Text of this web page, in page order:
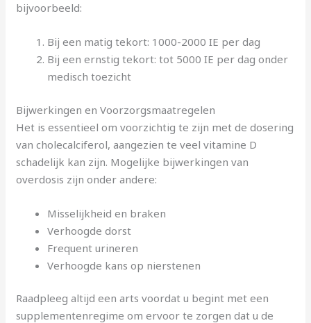
bijvoorbeeld:
Bij een matig tekort: 1000-2000 IE per dag
Bij een ernstig tekort: tot 5000 IE per dag onder
medisch toezicht
Bijwerkingen en Voorzorgsmaatregelen
Het is essentieel om voorzichtig te zijn met de dosering
van cholecalciferol, aangezien te veel vitamine D
schadelijk kan zijn. Mogelijke bijwerkingen van
overdosis zijn onder andere:
Misselijkheid en braken
Verhoogde dorst
Frequent urineren
Verhoogde kans op nierstenen
Raadpleeg altijd een arts voordat u begint met een
supplementenregime om ervoor te zorgen dat u de